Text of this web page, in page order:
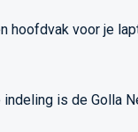
hoofdvak voor je
is de Golla